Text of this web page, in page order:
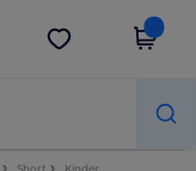
App holen
Short Kinder